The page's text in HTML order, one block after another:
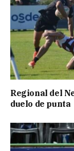
Regional del
duelo de punta